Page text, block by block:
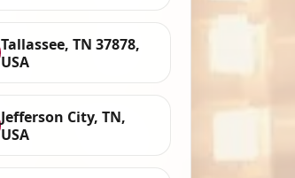
Tallassee, TN 37878,
USA
Jefferson City, TN,
USA